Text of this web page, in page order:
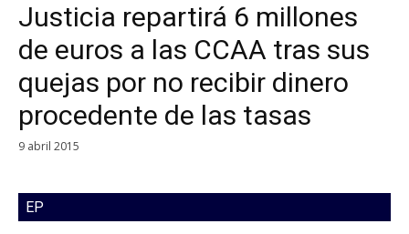
Justicia repartirá 6 millones
de euros a las CCAA tras sus
quejas por no recibir dinero
procedente de las tasas
9 abril 2015
EP